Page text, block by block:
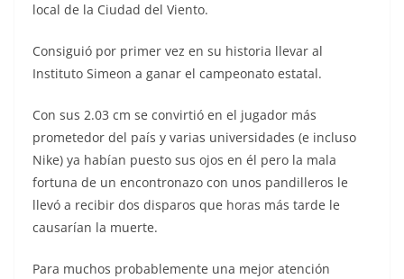
local de la Ciudad del Viento.
Consiguió por primer vez en su historia llevar al
Instituto Simeon a ganar el campeonato estatal.
Con sus 2.03 cm se convirtió en el jugador más
prometedor del país y varias universidades (e incluso
Nike) ya habían puesto sus ojos en él pero la mala
fortuna de un encontronazo con unos pandilleros le
llevó a recibir dos disparos que horas más tarde le
causarían la muerte.
Para muchos probablemente una mejor atención